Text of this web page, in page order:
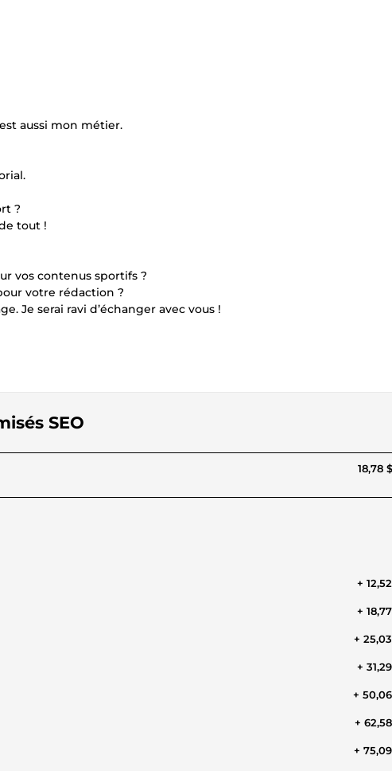
aussi mon métier.
?
tout !
vos contenus sportifs ?
votre rédaction ?
Je serai ravi d’échanger avec vous !
SEO
18,78
+
+
+
+
+
+
+